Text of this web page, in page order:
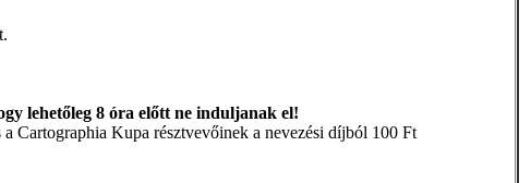
lehetőleg 8 óra előtt ne induljanak el!
Cartographia Kupa résztvevőinek a nevezési díjból 100 Ft